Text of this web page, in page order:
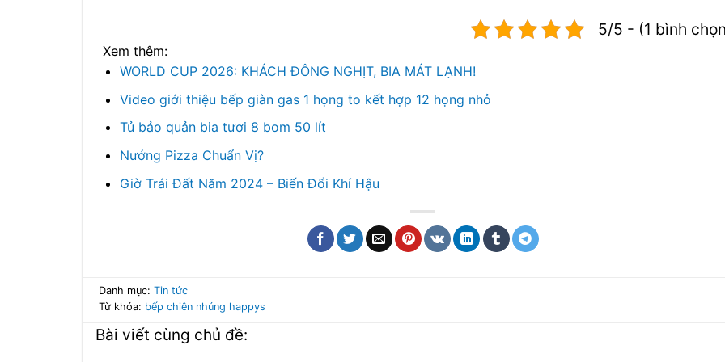
5/5 - (1 bình
Xem thêm:
WORLD CUP 2026: KHÁCH ĐÔNG NGHỊT, BIA MÁT LẠNH!
Video giới thiệu bếp giàn gas 1 họng to kết hợp 12 họng nhỏ
Tủ bảo quản bia tươi 8 bom 50 lít
Nướng Pizza Chuẩn Vị?
Giờ Trái Đất Năm 2024 – Biến Đổi Khí Hậu
Danh mục: Tin tức
Từ khóa: bếp chiên nhúng happys
Bài viết cùng chủ đề: